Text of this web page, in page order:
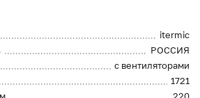
itermic
РОССИЯ
с вентиляторами
1721